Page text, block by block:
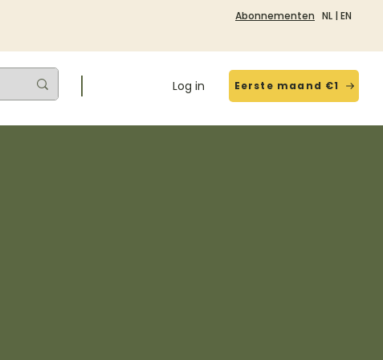
Abonnementen NL | EN
Log in Eerste maand €1